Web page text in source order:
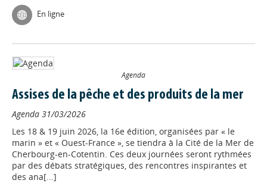
En ligne
Agenda
Assises de la pêche et des produits de la mer
Agenda 31/03/2026
Les 18 & 19 juin 2026, la 16e édition, organisées par « le
marin » et « Ouest-France », se tiendra à la Cité de la Mer de
Cherbourg-en-Cotentin. Ces deux journées seront rythmées
par des débats stratégiques, des rencontres inspirantes et
des ana[...]